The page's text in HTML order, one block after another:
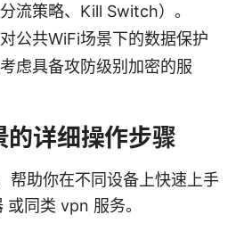
流策略、Kill Switch）。
公共WiFi场景下的数据保护
虑具备攻防级别加密的服
的详细操作步骤
帮助你在不同设备上快速上手
同类 vpn 服务。